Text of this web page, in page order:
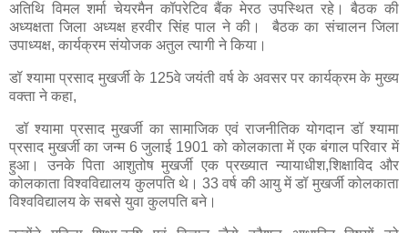
अतिथि विमल शर्मा चेयरमैन कॉपरेटिव बैंक मेरठ उपस्थित रहे। बैठक की
अध्यक्षता जिला अध्यक्ष हरवीर सिंह पाल ने की। बैठक का संचालन जिला
उपाध्यक्ष, कार्यक्रम संयोजक अतुल त्यागी ने किया।
डॉ श्यामा प्रसाद मुखर्जी के 125वे जयंती वर्ष के अवसर पर कार्यक्रम के मुख्य
वक्ता ने कहा,
डॉ श्यामा प्रसाद मुखर्जी का सामाजिक एवं राजनीतिक योगदान डॉ श्यामा
प्रसाद मुखर्जी का जन्म 6 जुलाई 1901 को कोलकाता में एक बंगाल परिवार में
हुआ। उनके पिता आशुतोष मुखर्जी एक प्रख्यात न्यायाधीश,शिक्षाविद और
कोलकाता विश्वविद्यालय कुलपति थे। 33 वर्ष की आयु में डॉ मुखर्जी कोलकाता
विश्वविद्यालय के सबसे युवा कुलपति बने।